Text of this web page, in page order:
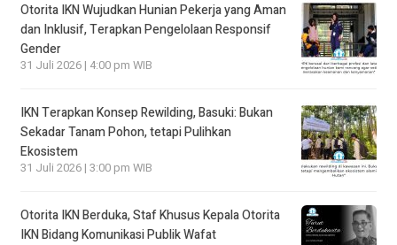
Otorita IKN Wujudkan Hunian Pekerja yang Aman
dan Inklusif, Terapkan Pengelolaan Responsif
Gender
31 Juli 2026 | 4:00 pm WIB
IKN Terapkan Konsep Rewilding, Basuki: Bukan
Sekadar Tanam Pohon, tetapi Pulihkan
Ekosistem
31 Juli 2026 | 3:00 pm WIB
Otorita IKN Berduka, Staf Khusus Kepala Otorita
IKN Bidang Komunikasi Publik Wafat